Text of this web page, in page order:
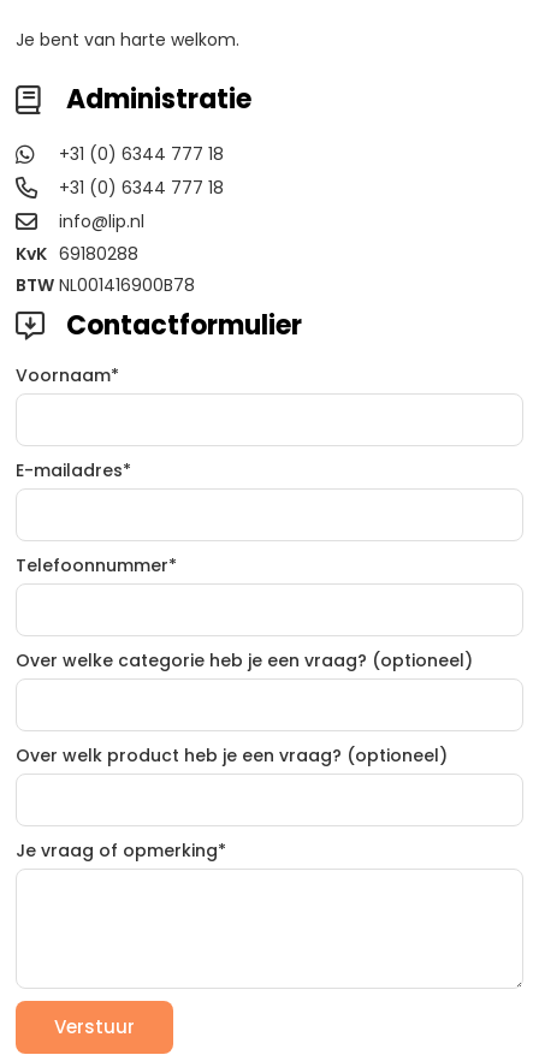
Je bent van harte welkom.
 Administratie
 +31 (0) 6344 777 18
 +31 (0) 6344 777 18

info@lip.nl
KvK 69180288
BTW NL001416900B78
 Contactformulier
Voornaam*
E-mailadres*
Telefoonnummer*
Over welke categorie heb je een vraag? (optioneel)
Over welk product heb je een vraag? (optioneel)
Je vraag of opmerking*